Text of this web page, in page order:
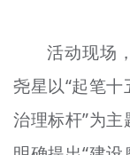
活动现场
尧星以“起笔
治理标杆”为